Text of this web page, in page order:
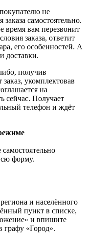
не
самостоятельно.
время вам перезвонит
заказа, ответит
его особенностей. А
доставки.
получив
укомплектовав
на
сейчас. Получает
телефон и ждёт
форму.
и населённого
пункт в списке,
и впишите
графу «Город».